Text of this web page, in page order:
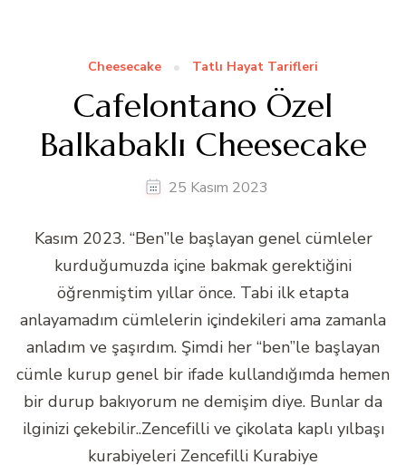
Cheesecake Tatlı Hayat Tarifleri
Cafelontano Özel
Balkabaklı Cheesecake
25 Kasım 2023
Kasım 2023. “Ben”le başlayan genel cümleler
kurduğumuzda içine bakmak gerektiğini
öğrenmiştim yıllar önce. Tabi ilk etapta
anlayamadım cümlelerin içindekileri ama zamanla
anladım ve şaşırdım. Şimdi her “ben”le başlayan
cümle kurup genel bir ifade kullandığımda hemen
bir durup bakıyorum ne demişim diye. Bunlar da
ilginizi çekebilir..Zencefilli ve çikolata kaplı yılbaşı
kurabiyeleri Zencefilli Kurabiye